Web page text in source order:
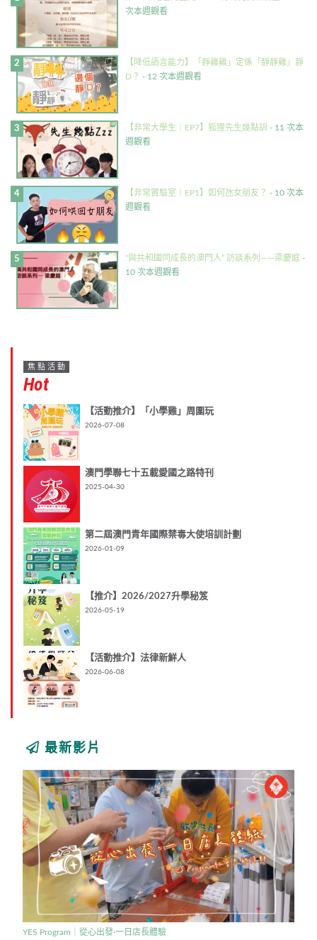
次本週觀看
【降低語言能力】「靜雞雞」定係「靜靜雞」靜
D？ - 12 次本週觀看
【非常大學生｜EP7】狐狸先生幾點訓 - 11 次本
週觀看
【非常實驗室｜EP1】如何氹女朋友？ - 10 次本
週觀看
“與共和國同成長的澳門人” 訪談系列——梁慶庭 -
10 次本週觀看
焦點活動
Hot
【活動推介】「小學雞」周圍玩
2026-07-08
澳門學聯七十五載愛國之路特刊
2025-04-30
第二屆澳門青年國際禁毒大使培訓計劃
2026-01-09
【推介】2026/2027升學秘笈
2026-05-19
【活動推介】法律新鮮人
2026-06-08
最新影片
YES Program｜從心出發·一日店長體驗